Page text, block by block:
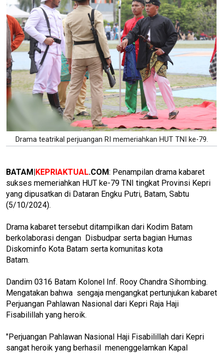
Drama teatrikal perjuangan RI memeriahkan HUT TNI ke-79.
BATAM|KEPRIAKTUAL.COM: Penampilan drama kabaret
sukses memeriahkan HUT ke-79 TNI tingkat Provinsi Kepri
yang dipusatkan di Dataran Engku Putri, Batam, Sabtu
(5/10/2024).
Drama kabaret tersebut ditampilkan dari Kodim Batam
berkolaborasi dengan Disbudpar serta bagian Humas
Diskominfo Kota Batam serta komunitas kota
Batam.
Dandim 0316 Batam Kolonel Inf. Rooy Chandra Sihombing.
Mengatakan bahwa sengaja mengangkat pertunjukan kabaret
Perjuangan Pahlawan Nasional dari Kepri Raja Haji
Fisabilillah yang heroik.
"Perjuangan Pahlawan Nasional Haji Fisabilillah dari Kepri
sangat heroik yang berhasil menenggelamkan Kapal